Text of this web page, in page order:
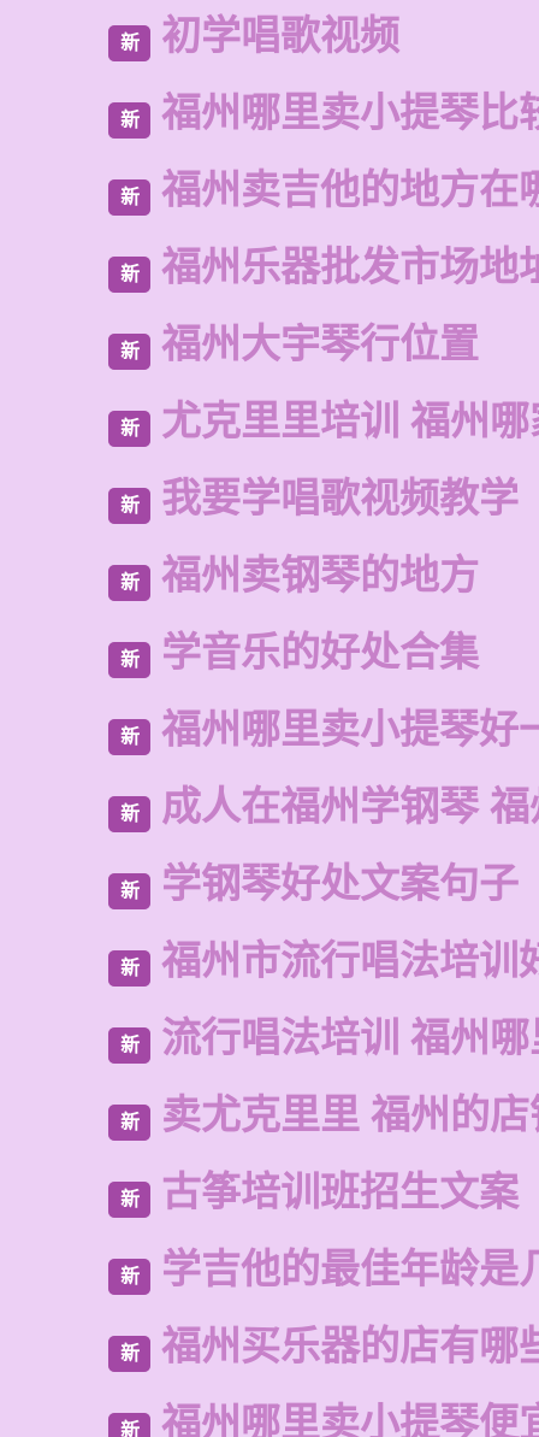
新 初学唱歌视频
新 福州哪里卖小提琴比
新 福州卖吉他的地方在
新 福州乐器批发市场地
新 福州大宇琴行位置
新 尤克里里培训 福州
新 我要学唱歌视频教学
新 福州卖钢琴的地方
新 学音乐的好处合集
新 福州哪里卖小提琴好
新 成人在福州学钢琴
新 学钢琴好处文案句子
新 福州市流行唱法培训
新 流行唱法培训 福州
新 卖尤克里里 福州的店
新 古筝培训班招生文案
新 学吉他的最佳年龄是
新 福州买乐器的店有哪
新 福州哪里卖小提琴便